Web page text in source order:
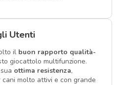
Utenti
il buon rapporto qualità-
giocattolo multifunzione.
ottima resistenza,
molto attivi e con grande